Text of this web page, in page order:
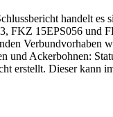
handelt es
FKZ 15EPS056 und
Verbundvorhaben
und Ackerbohnen:
erstellt. Dieser kann